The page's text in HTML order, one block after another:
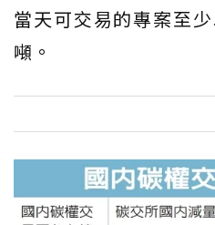
當天可交易的專案至
噸。